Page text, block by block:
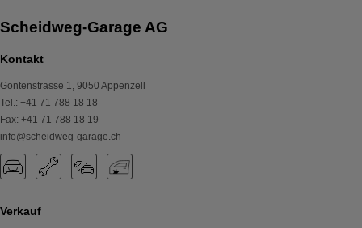
Kontakt
Gontenstrasse 1 9050 Appenzell
Tel. : +41 71 788 18 18
Fax: +41 71 788 18 19
info@scheidweg-garage.ch
Verkauf